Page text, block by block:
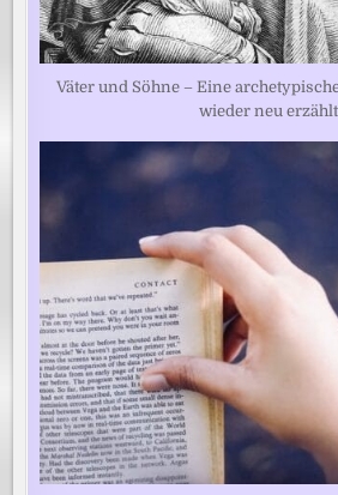
Väter und Söhne – Eine
wieder neu erzählt